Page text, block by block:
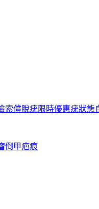
索償脫疣限時優惠疣狀態
倒甲疤痕